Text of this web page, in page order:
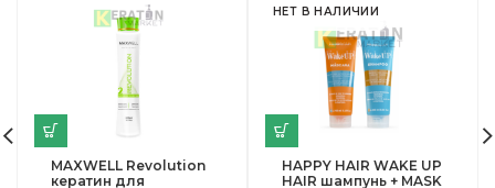
MAXWELL Revolution
кератин для
НЕТ В НАЛИЧИИ
HAPPY HAIR WAKE UP
HAIR шампунь + MASK